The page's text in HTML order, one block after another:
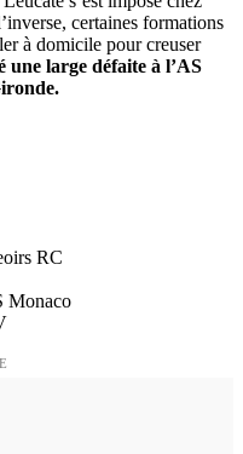
certaines formations
à domicile pour creuser
une large défaite à l’AS
RC
Monaco